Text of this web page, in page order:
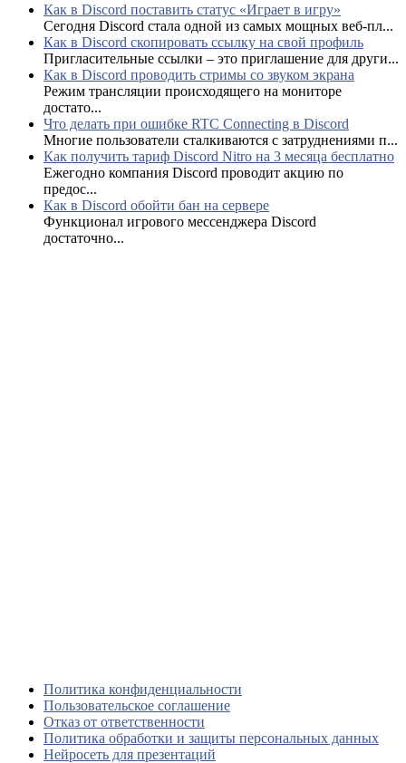
Как в Discord поставить статус «Играет в игру»
Сегодня Discord стала одной из самых мощных веб-пл...
Как в Discord скопировать ссылку на свой профиль
Пригласительные ссылки – это приглашение для други...
Как в Discord проводить стримы со звуком экрана
Режим трансляции происходящего на мониторе
достато...
Что делать при ошибке RTC Connecting в Discord
Многие пользователи сталкиваются с затруднениями п...
Как получить тариф Discord Nitro на 3 месяца бесплатно
Ежегодно компания Discord проводит акцию по
предос...
Как в Discord обойти бан на сервере
Функционал игрового мессенджера Discord
достаточно...
Политика конфиденциальности
Пользовательское соглашение
Отказ от ответственности
Политика обработки и защиты персональных данных
Нейросеть для презентаций